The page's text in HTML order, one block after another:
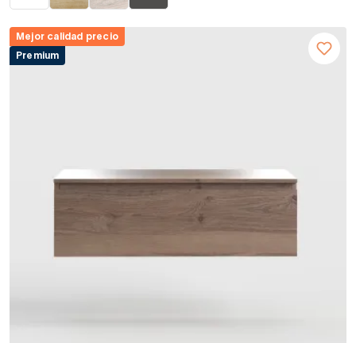
Mejor calidad precio
Premium